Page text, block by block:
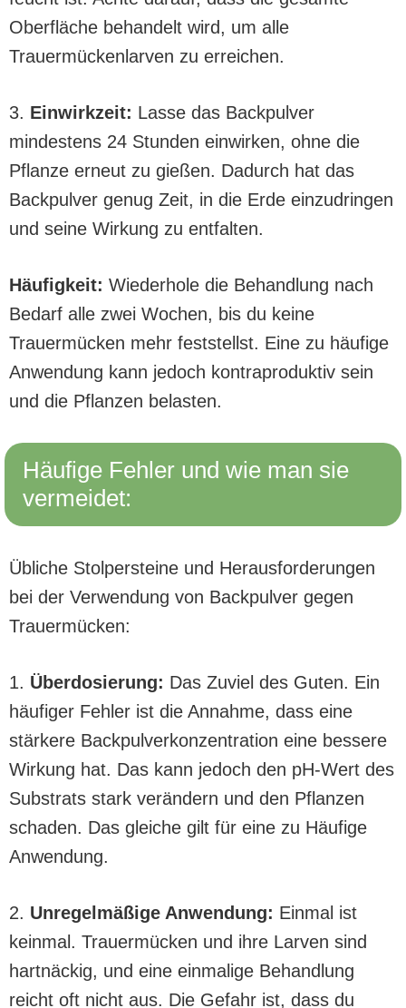
Oberfläche behandelt wird, um alle
Trauermückenlarven zu erreichen.
3. Einwirkzeit: Lasse das Backpulver
mindestens 24 Stunden einwirken, ohne die
Pflanze erneut zu gießen. Dadurch hat das
Backpulver genug Zeit, in die Erde einzudringen
und seine Wirkung zu entfalten.
Häufigkeit: Wiederhole die Behandlung nach
Bedarf alle zwei Wochen, bis du keine
Trauermücken mehr feststellst. Eine zu häufige
Anwendung kann jedoch kontraproduktiv sein
und die Pflanzen belasten.
Häufige Fehler und wie man sie
vermeidet:
Übliche Stolpersteine und Herausforderungen
bei der Verwendung von Backpulver gegen
Trauermücken:
1. Überdosierung: Das Zuviel des Guten. Ein
häufiger Fehler ist die Annahme, dass eine
stärkere Backpulverkonzentration eine bessere
Wirkung hat. Das kann jedoch den pH-Wert des
Substrats stark verändern und den Pflanzen
schaden. Das gleiche gilt für eine zu Häufige
Anwendung.
2. Unregelmäßige Anwendung: Einmal ist
keinmal. Trauermücken und ihre Larven sind
hartnäckig, und eine einmalige Behandlung
reicht oft nicht aus. Die Gefahr ist, dass du